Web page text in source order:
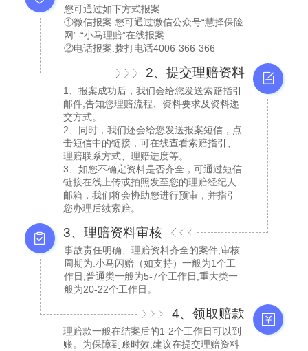
您可通过如下方式报案:
①微信报案:您可通过微信公众号“慧择保险
网”-“小马理赔”在线报案
②电话报案:拨打电话4006-366-366
2、提交理赔资料
1、报案成功后，我们会给您发送索赔指引
邮件,告知您理赔流程、资料要求及资料递
交方式。
2、同时，我们还会给您发送报案短信，点
击短信中的链接，可在线查看索赔指引、
理赔联系方式、理赔进度等。
3、如您不确定资料是否齐全，可通过短信
链接在线上传或拍照发至您的理赔经纪人
邮箱，我们将会协助您进行预审，并指引
您办理后续索赔。
3、理赔资料审核
事故责任明确、理赔资料齐全的案件,审核
周期为:小马闪赔（如支持）一般为1个工
作日,普通类一般为5-7个工作日,重大类一
般为20-22个工作日。
4、领取赔款
理赔款一般在结案后的1-2个工作日可以到
账。为保障到账时效,建议在提交理赔资料